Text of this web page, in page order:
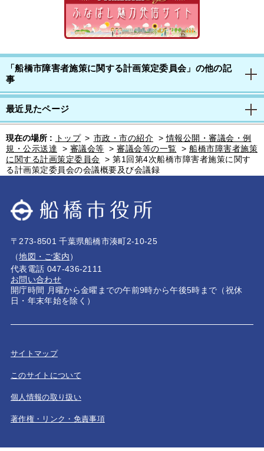
「船橋市障害者施策に関する計画策定委員会」の他の記
事
最近見たページ
現在の場所 : トップ > 市政・市の紹介 >情報公開・審議会・例
規・公示送達
> 審議会等 > 審議会等の一覧 > 船橋市障害者施策
に関する計画策定委員会 > 第1回第4次船橋市障害者施策に関す
る計画策定委員会の会議概要及び会議録
〒273-8501 千葉県船橋市湊町2-10-25
（地図・ご案内）
代表電話 047-436-2111
お問い合わせ
開庁時間 月曜から金曜までの午前9時から午後5時まで（祝休
日・年末年始を除く）
サイトマップ
このサイトについて
個人情報の取り扱い
著作権・リンク・免責事項